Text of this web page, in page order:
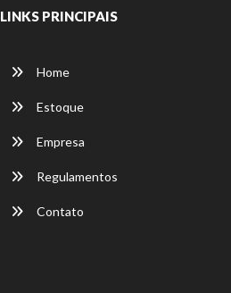
LINKS PRINCIPAIS
Home
Estoque
Empresa
Regulamentos
Contato